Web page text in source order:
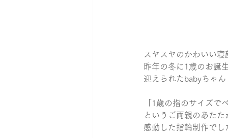
スヤスヤのかわいい寝
昨年の冬に1歳のお誕
迎えられたbabyちゃん
「1歳の指のサイズで
というご両親のあたた
感動した指輪制作でし